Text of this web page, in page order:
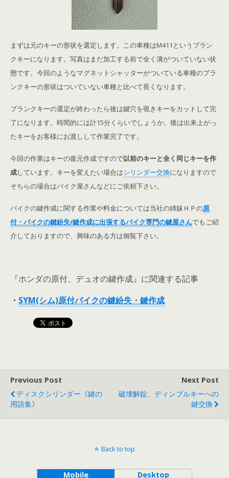
まずは元のキーの形状を選定します。この車種はM411というブラン
クキーになります。写真はまだ加工する前で全く溝がついていない状
態です。今回のようなマグネットシャッターがついている車種のブラ
ンクキーの形状はついていない車種と比べて長くなります。
ブランクキーの選定が終わったら後は鍵穴を覗きキーをカットして完
了になります。時間的には計15分くらいでしょうか。後は出来上がっ
たキーをお客様にお渡しして作業完了です。
今回の作業はキーの復元作成ですので以前のキーと全く同じキーを作
成しています。キーを変えたい場合はシリンダー交換になりますので
そちらの場合はバイク屋さんなどにご依頼下さい。
バイクの鍵作成に関する作業や料金については当社の姉妹ＨＰの原
付・バイクの鍵紛失/鍵作成に出張するバイク専門の鍵屋さんでもご紹
介しておりますので、興味のある方は御覧下さい。
『ホンダの原付、デュオの鍵作成』に関連する記事
・ SYM(シム)原付バイクの鍵紛失・鍵作成
Previous Post
ディスクシリンダー《鍵の
用語集》
Next Post
破壊解錠、ディンプルキーへの
鍵交換
Back to top
Mobile Desktop